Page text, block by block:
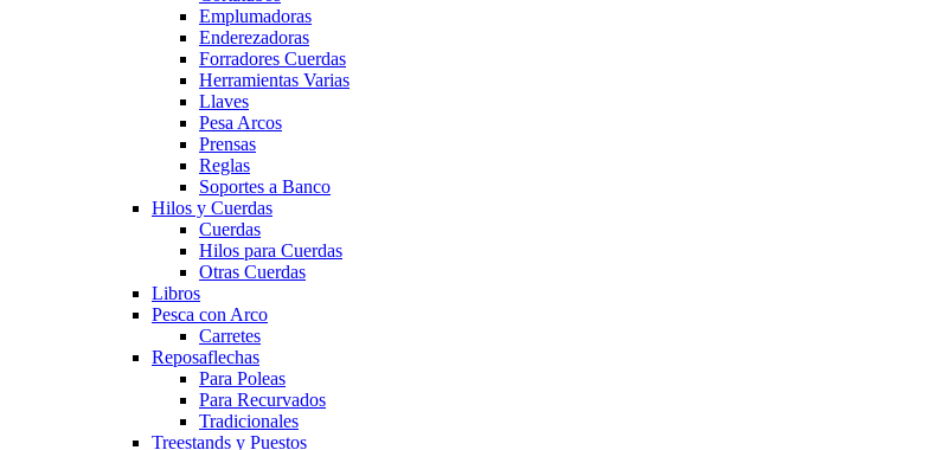
Emplumadoras
Enderezadoras
Forradores Cuerdas
Herramientas Varias
Llaves
Pesa Arcos
Prensas
Reglas
Soportes a Banco
Hilos y Cuerdas
Cuerdas
Hilos para Cuerdas
Otras Cuerdas
Libros
Pesca con Arco
Carretes
Reposaflechas
Para Poleas
Para Recurvados
Tradicionales
Treestands y Puestos